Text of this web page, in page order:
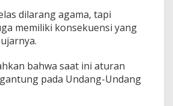
k
a
h
a
S
i
dilarang agama, tapi
memiliki konsekuensi yang
bahwa saat ini aturan
pada Undang-Undang